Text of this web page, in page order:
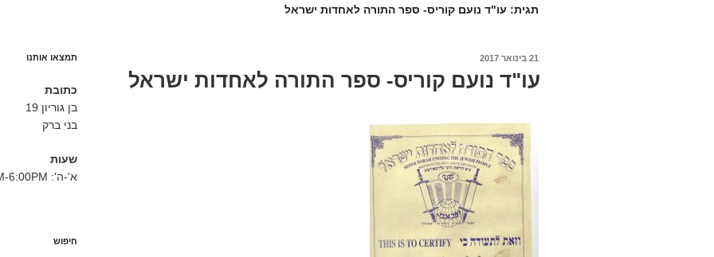
תגית: עו"ד נועם קוריס- ספר התורה לאחדות ישראל
פורסם
21 בינואר 2017
עו"ד נועם קוריס- ספר התורה לאחדות ישראל
תמצאו אותנו
כתובת
בן גוריון 19
בני ברק
שעות
א'-ה': 8:30AM-6:00PM
חיפוש